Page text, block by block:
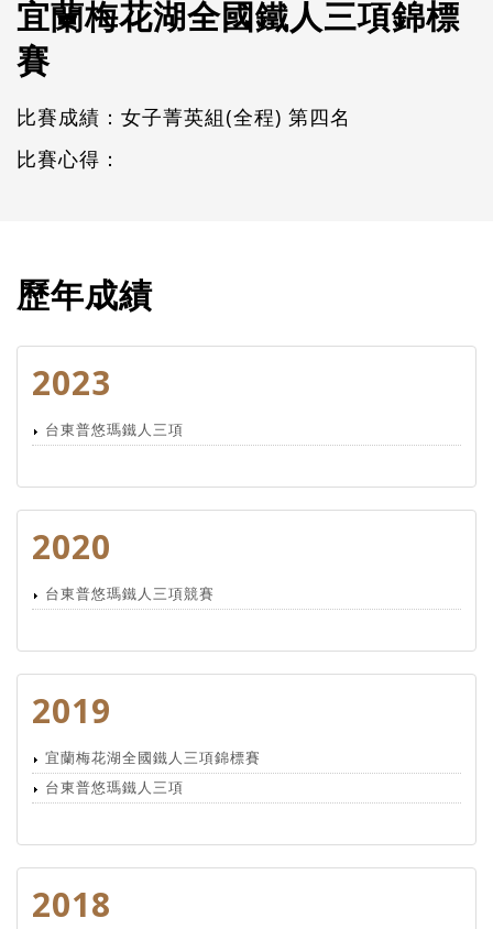
宜蘭梅花湖全國鐵人三項錦標
賽
比賽成績：女子菁英組(全程) 第四名
比賽心得：
歷年成績
2023
台東普悠瑪鐵人三項
2020
台東普悠瑪鐵人三項競賽
2019
宜蘭梅花湖全國鐵人三項錦標賽
台東普悠瑪鐵人三項
2018